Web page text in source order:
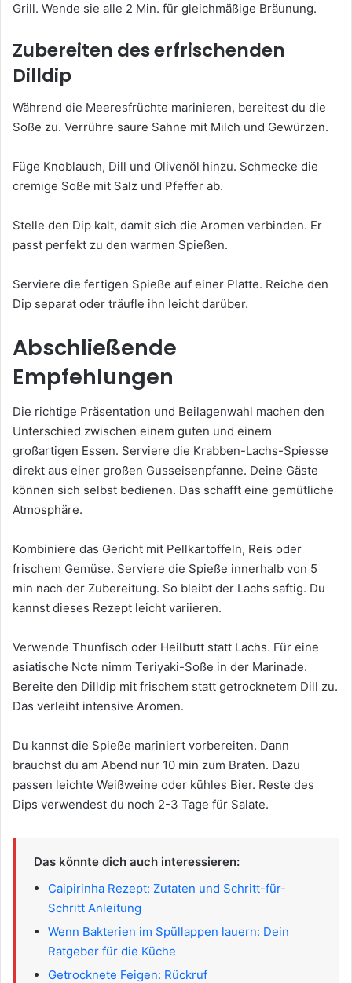
Grill. Wende sie alle 2 Min. für gleichmäßige Bräunung.
Zubereiten des erfrischenden
Dilldip
Während die Meeresfrüchte marinieren, bereitest du die
Soße zu. Verrühre saure Sahne mit Milch und Gewürzen.
Füge Knoblauch, Dill und Olivenöl hinzu. Schmecke die
cremige Soße mit Salz und Pfeffer ab.
Stelle den Dip kalt, damit sich die Aromen verbinden. Er
passt perfekt zu den warmen Spießen.
Serviere die fertigen Spieße auf einer Platte. Reiche den
Dip separat oder träufle ihn leicht darüber.
Abschließende
Empfehlungen
Die richtige Präsentation und Beilagenwahl machen den
Unterschied zwischen einem guten und einem
großartigen Essen. Serviere die Krabben-Lachs-Spiesse
direkt aus einer großen Gusseisenpfanne. Deine Gäste
können sich selbst bedienen. Das schafft eine gemütliche
Atmosphäre.
Kombiniere das Gericht mit Pellkartoffeln, Reis oder
frischem Gemüse. Serviere die Spieße innerhalb von 5
min nach der Zubereitung. So bleibt der Lachs saftig. Du
kannst dieses Rezept leicht variieren.
Verwende Thunfisch oder Heilbutt statt Lachs. Für eine
asiatische Note nimm Teriyaki-Soße in der Marinade.
Bereite den Dilldip mit frischem statt getrocknetem Dill zu.
Das verleiht intensive Aromen.
Du kannst die Spieße mariniert vorbereiten. Dann
brauchst du am Abend nur 10 min zum Braten. Dazu
passen leichte Weißweine oder kühles Bier. Reste des
Dips verwendest du noch 2-3 Tage für Salate.
Das könnte dich auch interessieren:
Caipirinha Rezept: Zutaten und Schritt-für-
Schritt Anleitung
Wenn Bakterien im Spüllappen lauern: Dein
Ratgeber für die Küche
Getrocknete Feigen: Rückruf